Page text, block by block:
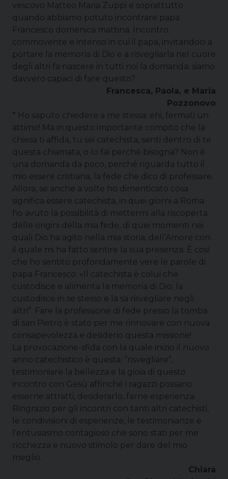
vescovo Matteo Maria Zuppi e soprattutto
quando abbiamo potuto incontrare papa
Francesco domenica mattina. Incontro
commovente e intenso in cui il papa, invitandoci a
portare la memoria di Dio e a risvegliarla nel cuore
degli altri fa nascere in tutti noi la domanda: siamo
davvero capaci di fare questo?
Francesca, Paola, e Maria
Pozzonovo
* Ho saputo chiedere a me stessa: ehi, fermati un
attimo! Ma in questo importante compito che la
chiesa ti affida, tu sei catechista, senti dentro di te
questa chiamata, o lo fai perché bisogna? Non è
una domanda da poco, perché riguarda tutto il
mio essere cristiana, la fede che dico di professare.
Allora, se anche a volte ho dimenticato cosa
significa essere catechista, in quei giorni a Roma
ho avuto la possibilità di mettermi alla riscoperta
delle origini della mia fede, di quei momenti nei
quali Dio ha agito nella mia storia, dell’Amore con
il quale mi ha fatto sentire la sua presenza. È così
che ho sentito profondamente vere le parole di
papa Francesco: «Il catechista è colui che
custodisce e alimenta la memoria di Dio; la
custodisce in se stesso e la sa risvegliare negli
altri”. Fare la professione di fede presso la tomba
di san Pietro è stato per me rinnovare con nuova
consapevolezza e desiderio questa missione!
La provocazione-sfida con la quale inizio il nuovo
anno catechistico è questa: “risvegliare”,
testimoniare la bellezza e la gioia di questo
incontro con Gesù affinché i ragazzi possano
esserne attratti, desiderarlo, farne esperienza.
Ringrazio per gli incontri con tanti altri catechisti,
le condivisioni di esperienze, le testimonianze e
l’entusiasmo contagioso che sono stati per me
ricchezza e nuovo stimolo per dare del mio
meglio.
Chiara